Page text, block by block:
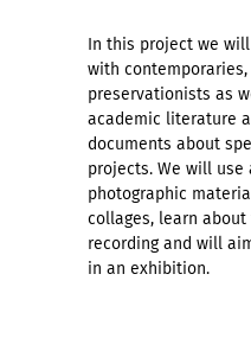
In this project we
with
preservationists as
academic literature
documents about
projects. We will
photographic
collages, learn
recording and will
in an exhibition.